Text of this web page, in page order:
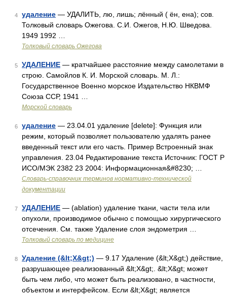
4 удаление — УДАЛИТЬ, лю, лишь; лённый ( ён, ена); сов.
Толковый словарь Ожегова. С.И. Ожегов, Н.Ю. Шведова.
1949 1992 …
Толковый словарь Ожегова
5 УДАЛЕНИЕ — кратчайшее расстояние между самолетами в
строю. Самойлов К. И. Морской словарь. М. Л.:
Государственное Военно морское Издательство НКВМФ
Союза ССР, 1941 …
Морской словарь
6 удаление — 23.04.01 удаление [delete]: Функция или
режим, который позволяет пользователю удалять ранее
введенный текст или его часть. Пример Встроенный знак
управления. 23.04 Редактирование текста Источник: ГОСТ Р
ИСО/МЭК 2382 23 2004: Информационная&#8230; …
Словарь-справочник терминов нормативно-технической
документации
7 УДАЛЕНИЕ — (ablation) удаление ткани, части тела или
опухоли, производимое обычно с помощью хирургического
отсечения. См. также Удаление слоя эндометрия …
Толковый словарь по медицине
8 Удаление (&lt;Х&gt;) — 9.17 Удаление (&lt;Х&gt;) действие,
разрушающее реализованный &lt;Х&gt;. &lt;Х&gt; может
быть чем либо, что может быть реализовано, в частности,
объектом и интерфейсом. Если &lt;Х&gt; является